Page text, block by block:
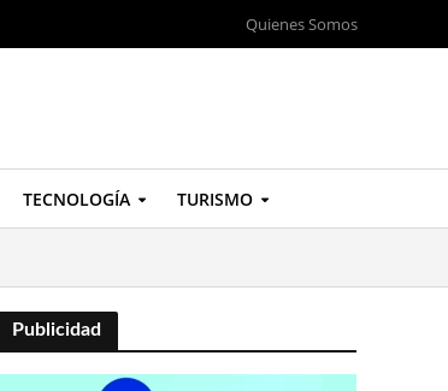
Quienes Somos
TECNOLOGÍA TURISMO
Publicidad